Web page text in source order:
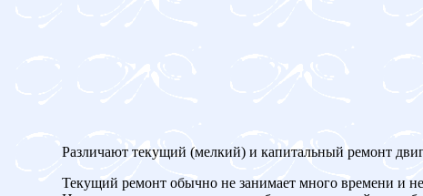
Различают текущий (мелкий) и капитальный ремонт
Текущий ремонт обычно не занимает много времени и